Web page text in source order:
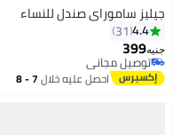
4
جيليز ساموراي صندل للنساء
4.4
31
جنيه399
توصيل مجاني
توصيل مجانياحصل عليه خلال 7 - 8